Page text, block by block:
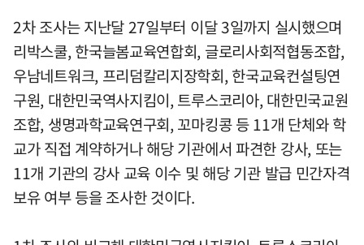
2차 조사는 지난달 27일부터 이달 3일까지 실시했으며
리박스쿨, 한국늘봄교육연합회, 글로리사회적협동조합,
우남네트워크, 프리덤칼리지장학회, 한국교육컨설팅연
구원, 대한민국역사지킴이, 트루스코리아, 대한민국교원
조합, 생명과학교육연구회, 꼬마킹콩 등 11개 단체와 학
교가 직접 계약하거나 해당 기관에서 파견한 강사, 또는
11개 기관의 강사 교육 이수 및 해당 기관 발급 민간자격
보유 여부 등을 조사한 것이다.